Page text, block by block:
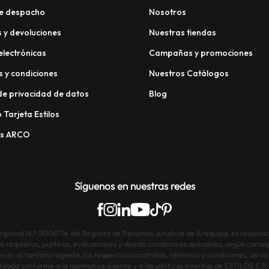
despacho
y devoluciones
y condiciones
privacidad de datos
Estilos
ARCO
Nosotros
Nuestras tiendas
Campañas y promociones
Nuestros Catálogos
Blog
Síguenos en nuestras redes
N.° 11006714 del Registro de Personas Jurídicas de Arequipa, es
políticas, evaluaciones y demás condiciones aplicables, según
en el tarifario vigente, los respectivos contratos, términos y condiciones, así
conforme a la normativa vigente y a las políticas internas de ESTILOS